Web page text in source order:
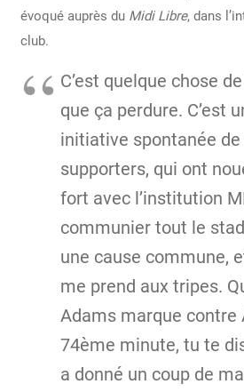
évoqué auprès du Midi Libre, dans
club.
C’est quelque chose
que ça perdure. C’est
initiative spontanée de
supporters, qui ont
fort avec l’institution
communier tout le
une cause commune,
me prend aux tripes.
Adams marque contre
74ème minute, tu te
a donné un coup de